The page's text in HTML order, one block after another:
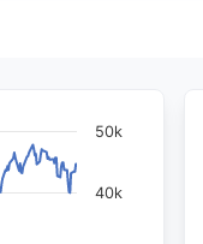
40k
50k